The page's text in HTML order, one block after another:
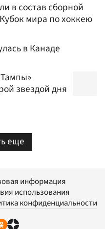
в состав сборной
мира по хоккею
в Канаде
звездой дня
еще
информация
использования
конфиденциальности